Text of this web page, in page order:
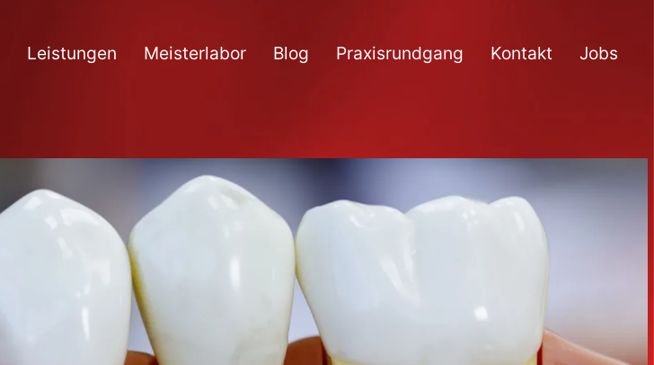
Leistungen Meisterlabor Blog Praxisrundgang Kontakt Jobs